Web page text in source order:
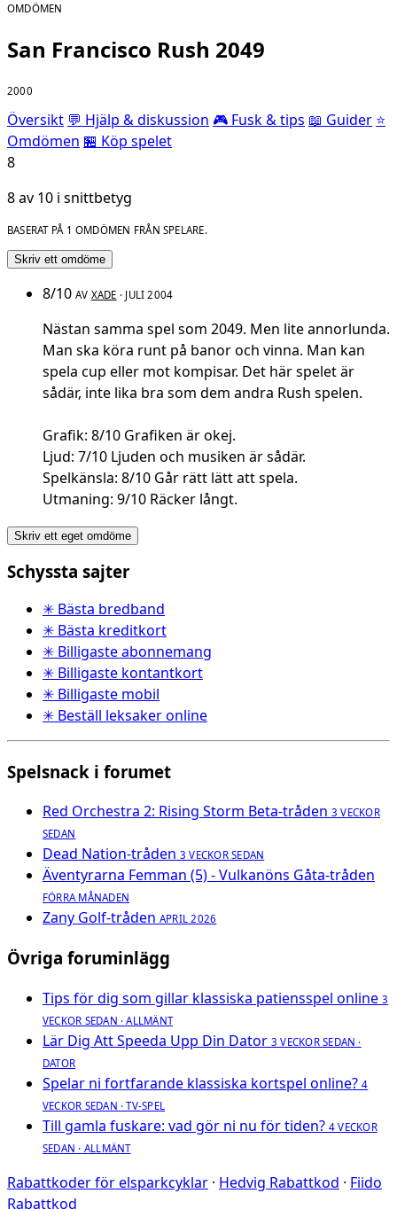
OMDÖMEN
San Francisco Rush 2049
2000
Översikt 💬 Hjälp & diskussion 🎮 Fusk & tips 📖 Guider ⭐
Omdömen 🏪 Köp spelet
8
8 av 10 i snittbetyg
BASERAT PÅ 1 OMDÖMEN FRÅN SPELARE.
Skriv ett omdöme
8/10 AV XADE · JULI 2004
Nästan samma spel som 2049. Men lite annorlunda.
Man ska köra runt på banor och vinna. Man kan
spela cup eller mot kompisar. Det här spelet är
sådär, inte lika bra som dem andra Rush spelen.
Grafik: 8/10 Grafiken är okej.
Ljud: 7/10 Ljuden och musiken är sådär.
Spelkänsla: 8/10 Går rätt lätt att spela.
Utmaning: 9/10 Räcker långt.
Skriv ett eget omdöme
Schyssta sajter
✳ Bästa bredband
✳ Bästa kreditkort
✳ Billigaste abonnemang
✳ Billigaste kontantkort
✳ Billigaste mobil
✳ Beställ leksaker online
Spelsnack i forumet
Red Orchestra 2: Rising Storm Beta-tråden 3 VECKOR
SEDAN
Dead Nation-tråden 3 VECKOR SEDAN
Äventyrarna Femman (5) - Vulkanöns Gåta-tråden
FÖRRA MÅNADEN
Zany Golf-tråden APRIL 2026
Övriga foruminlägg
Tips för dig som gillar klassiska patiensspel online 3
VECKOR SEDAN · ALLMÄNT
Lär Dig Att Speeda Upp Din Dator 3 VECKOR SEDAN ·
DATOR
Spelar ni fortfarande klassiska kortspel online? 4
VECKOR SEDAN · TV-SPEL
Till gamla fuskare: vad gör ni nu för tiden? 4 VECKOR
SEDAN · ALLMÄNT
Rabattkoder för elsparkcyklar · Hedvig Rabattkod · Fiido
Rabattkod